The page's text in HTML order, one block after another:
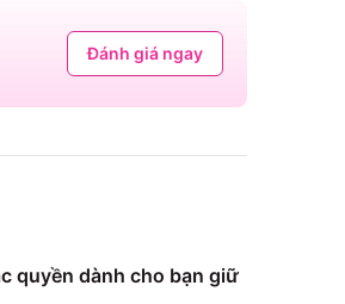
Đánh giá ngay
quyền dành cho bạn giữ